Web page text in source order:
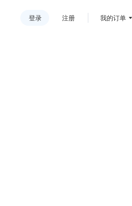
登录 注册 我的订单